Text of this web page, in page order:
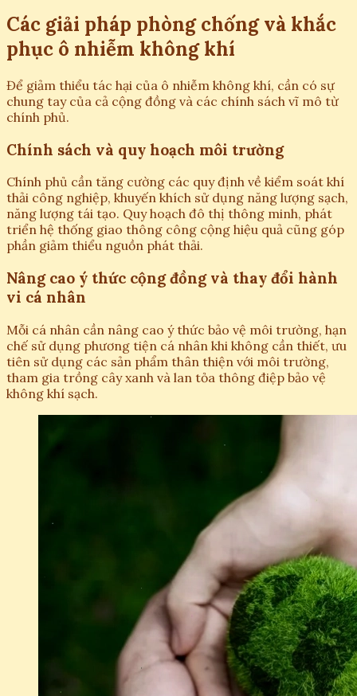
Các giải pháp phòng chống và khắc
phục ô nhiễm không khí
Để giảm thiểu tác hại của ô nhiễm không khí, cần có sự
chung tay của cả cộng đồng và các chính sách vĩ mô từ
chính phủ.
Chính sách và quy hoạch môi trường
Chính phủ cần tăng cường các quy định về kiểm soát khí
thải công nghiệp, khuyến khích sử dụng năng lượng sạch,
năng lượng tái tạo. Quy hoạch đô thị thông minh, phát
triển hệ thống giao thông công cộng hiệu quả cũng góp
phần giảm thiểu nguồn phát thải.
Nâng cao ý thức cộng đồng và thay đổi hành
vi cá nhân
Mỗi cá nhân cần nâng cao ý thức bảo vệ môi trường, hạn
chế sử dụng phương tiện cá nhân khi không cần thiết, ưu
tiên sử dụng các sản phẩm thân thiện với môi trường,
tham gia trồng cây xanh và lan tỏa thông điệp bảo vệ
không khí sạch.